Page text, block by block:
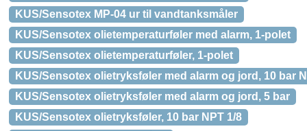
KUS/Sensotex MP-04 ur til vandtanksmåler
KUS/Sensotex olietemperaturføler med alarm, 1-polet
KUS/Sensotex olietemperaturføler, 1-polet
KUS/Sensotex olietryksføler med alarm og jord, 10 bar
KUS/Sensotex olietryksføler med alarm og jord, 5 bar
KUS/Sensotex olietryksføler, 10 bar NPT 1/8